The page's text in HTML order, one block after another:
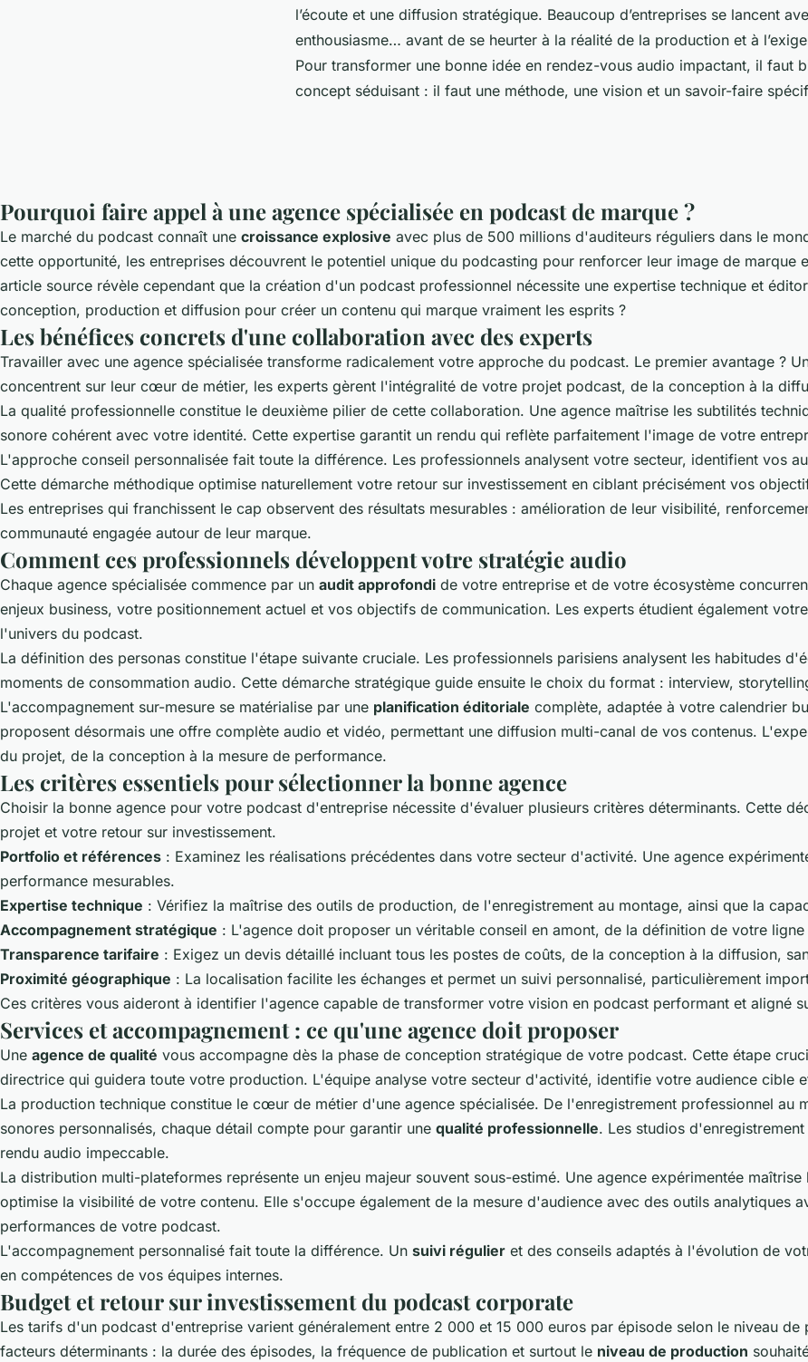
l’écoute et une diffusion stratégique. Beaucoup d’entreprises se lancent
enthousiasme… avant de se heurter à la réalité de la production et à
Pour transformer une bonne idée en rendez-vous audio impactant, il faut
concept séduisant : il faut une méthode, une vision et un savoir-faire
Pourquoi faire appel à une agence spécialisée en podcast de marque ?
Le marché du podcast connaît une croissance explosive avec plus de 500 millions d'auditeurs réguliers dans le
cette opportunité, les entreprises découvrent le potentiel unique du podcasting pour renforcer leur image de marque
article source révèle cependant que la création d'un podcast professionnel nécessite une expertise technique et
conception, production et diffusion pour créer un contenu qui marque vraiment les esprits ?
Les bénéfices concrets d'une collaboration avec des experts
Travailler avec une agence spécialisée transforme radicalement votre approche du podcast. Le premier avantage ?
concentrent sur leur cœur de métier, les experts gèrent l'intégralité de votre projet podcast, de la conception à la
La qualité professionnelle constitue le deuxième pilier de cette collaboration. Une agence maîtrise les subtilités
sonore cohérent avec votre identité. Cette expertise garantit un rendu qui reflète parfaitement l'image de votre
L'approche conseil personnalisée fait toute la différence. Les professionnels analysent votre secteur, identifient vos
Cette démarche méthodique optimise naturellement votre retour sur investissement en ciblant précisément vos
Les entreprises qui franchissent le cap observent des résultats mesurables : amélioration de leur visibilité,
communauté engagée autour de leur marque.
Comment ces professionnels développent votre stratégie audio
Chaque agence spécialisée commence par un audit approfondi de votre entreprise et de votre écosystème
enjeux business, votre positionnement actuel et vos objectifs de communication. Les experts étudient également
l'univers du podcast.
La définition des personas constitue l'étape suivante cruciale. Les professionnels parisiens analysent les habitudes
moments de consommation audio. Cette démarche stratégique guide ensuite le choix du format : interview,
L'accompagnement sur-mesure se matérialise par une planification éditoriale complète, adaptée à votre calendrier
proposent désormais une offre complète audio et vidéo, permettant une diffusion multi-canal de vos contenus.
du projet, de la conception à la mesure de performance.
Les critères essentiels pour sélectionner la bonne agence
Choisir la bonne agence pour votre podcast d'entreprise nécessite d'évaluer plusieurs critères déterminants. Cette
projet et votre retour sur investissement.
Portfolio et références : Examinez les réalisations précédentes dans votre secteur d'activité. Une agence
performance mesurables.
Expertise technique : Vérifiez la maîtrise des outils de production, de l'enregistrement au montage, ainsi que la
Accompagnement stratégique : L'agence doit proposer un véritable conseil en amont, de la définition de votre
Transparence tarifaire : Exigez un devis détaillé incluant tous les postes de coûts, de la conception à la diffusion,
Proximité géographique : La localisation facilite les échanges et permet un suivi personnalisé, particulièrement
Ces critères vous aideront à identifier l'agence capable de transformer votre vision en podcast performant et aligné
Services et accompagnement : ce qu'une agence doit proposer
Une agence de qualité vous accompagne dès la phase de conception stratégique de votre podcast. Cette étape
directrice qui guidera toute votre production. L'équipe analyse votre secteur d'activité, identifie votre audience cible
La production technique constitue le cœur de métier d'une agence spécialisée. De l'enregistrement professionnel au
sonores personnalisés, chaque détail compte pour garantir une qualité professionnelle. Les studios
rendu audio impeccable.
La distribution multi-plateformes représente un enjeu majeur souvent sous-estimé. Une agence expérimentée
optimise la visibilité de votre contenu. Elle s'occupe également de la mesure d'audience avec des outils analytiques
performances de votre podcast.
L'accompagnement personnalisé fait toute la différence. Un suivi régulier et des conseils adaptés à l'évolution de
en compétences de vos équipes internes.
Budget et retour sur investissement du podcast corporate
Les tarifs d'un podcast d'entreprise varient généralement entre 2 000 et 15 000 euros par épisode selon le niveau
facteurs déterminants : la durée des épisodes, la fréquence de publication et surtout le niveau de production